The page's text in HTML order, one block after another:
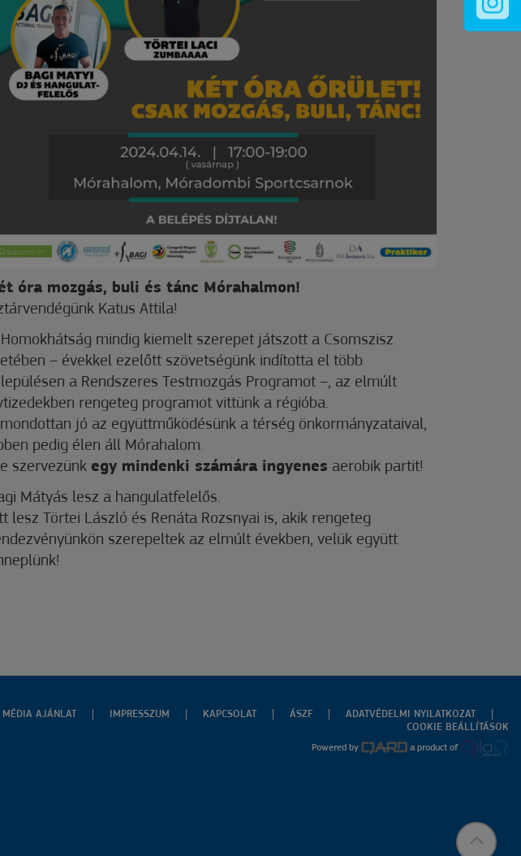
óra mozgás, buli és tánc Mórahalmon!
Katus Attila!
mindig kiemelt szerepet játszott a Csomszisz
– évekkel ezelőtt szövetségünk indította el több
a Rendszeres Testmozgás Programot –, az elmúlt
rengeteg programot vittünk a régióba.
jó az együttműködésünk a térség önkormányzataival,
pedig élen áll Mórahalom.
szervezünk egy mindenki számára ingyenes aerobik partit!
Mátyás lesz a hangulatfelelős.
lesz Törtei László és Renáta Rozsnyai is, akik rengeteg
szerepeltek az elmúlt években, velük együtt
MÉDIA AJÁNLAT IMPRESSZUM KAPCSOLAT ÁSZF
ADATVÉDELMI NYILATKOZAT
COOKIE BEÁLLÍTÁSOK
Powered by a product of